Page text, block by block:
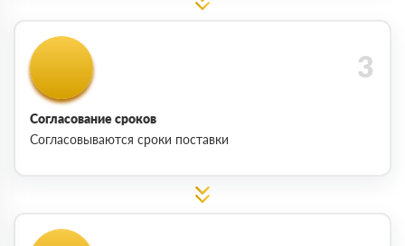
Согласование сроков
Согласовываются сроки поставки